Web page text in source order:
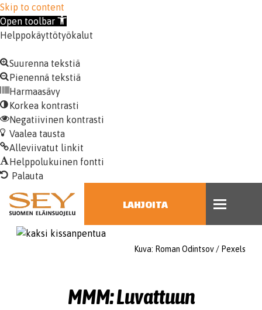
Skip to content
Open toolbar
Helppokäyttötyökalut
Suurenna tekstiä
Pienennä tekstiä
Harmaasävy
Korkea kontrasti
Negatiivinen kontrasti
Vaalea tausta
Alleviivatut linkit
Helppolukuinen fontti
LAHJOITA
HAE
Kuva: Roman Odintsov / Pexels
MMM: Luvattuun